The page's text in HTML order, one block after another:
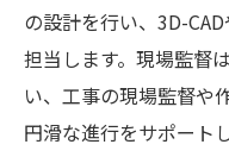
の設計を行い、3D-
担当します。現場監督
い、工事の現場監督や
円滑な進行をサポート